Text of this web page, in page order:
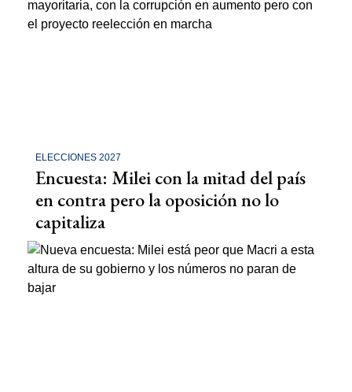
ELECCIONES 2027
Encuesta: Milei con la mitad del país
en contra pero la oposición no lo
capitaliza